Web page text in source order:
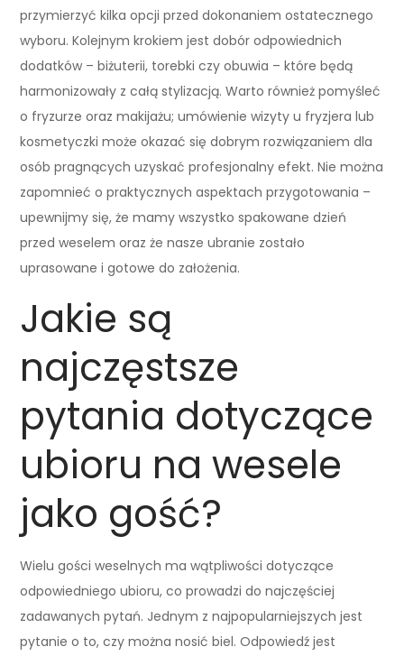
przymierzyć kilka opcji przed dokonaniem ostatecznego
wyboru. Kolejnym krokiem jest dobór odpowiednich
dodatków – biżuterii, torebki czy obuwia – które będą
harmonizowały z całą stylizacją. Warto również pomyśleć
o fryzurze oraz makijażu; umówienie wizyty u fryzjera lub
kosmetyczki może okazać się dobrym rozwiązaniem dla
osób pragnących uzyskać profesjonalny efekt. Nie można
zapomnieć o praktycznych aspektach przygotowania –
upewnijmy się, że mamy wszystko spakowane dzień
przed weselem oraz że nasze ubranie zostało
uprasowane i gotowe do założenia.
Jakie są
najczęstsze
pytania dotyczące
ubioru na wesele
jako gość?
Wielu gości weselnych ma wątpliwości dotyczące
odpowiedniego ubioru, co prowadzi do najczęściej
zadawanych pytań. Jednym z najpopularniejszych jest
pytanie o to, czy można nosić biel. Odpowiedź jest